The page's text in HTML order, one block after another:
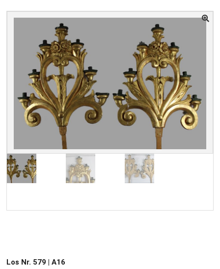
VERGANGENE AUKTIONEN
ÜBER UNS
KONTAKT
NEWSLETTER
Los Nr. 579 | A16